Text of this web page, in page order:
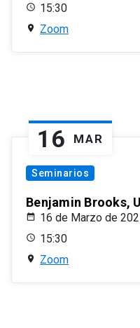
15:30
Zoom
16 MAR
Seminarios
Benjamin Brooks,
16 de Marzo de
15:30
Zoom